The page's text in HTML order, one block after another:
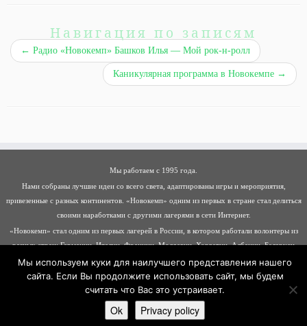
Навигация по записям
← Радио «Новокемп» Башков Илья — Мой рок-н-ролл
Каникулярная программа в Новокемпе →
Мы работаем с 1995 года.
Нами собраны лучшие идеи со всего света, адаптированы игры и мероприятия,
привезенные с разных континентов. «Новокемп» одним из первых в стране стал делиться
своими наработками с другими лагерями в сети Интернет.
«Новокемп» стал одним из первых лагерей в России, в котором работали волонтеры из
разных стран: Германии, Италии, Франции, Молдавии, Хорватии, Албании, Беларуси
Работает на Разработан в
Мы используем куки для наилучшего представления нашего
сайта. Если Вы продолжите использовать сайт, мы будем
считать что Вас это устраивает.
Ok Privacy policy